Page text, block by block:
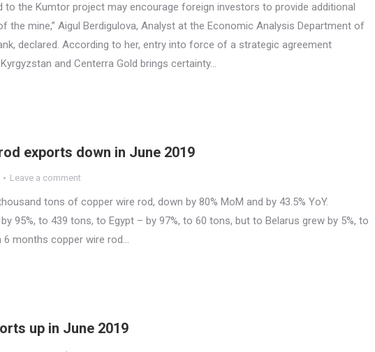
to the Kumtor project may encourage foreign investors to provide additional
the mine,” Aigul Berdigulova, Analyst at the Economic Analysis Department of
declared. According to her, entry into force of a strategic agreement
and Centerra Gold brings certainty…
exports down in June 2019
Leave a comment
tons of copper wire rod, down by 80% MoM and by 43.5% YoY.
95%, to 439 tons, to Egypt – by 97%, to 60 tons, but to Belarus grew by 5%, to
months copper wire rod…
up in June 2019